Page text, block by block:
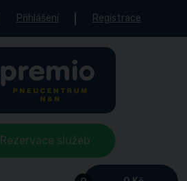
Přihlášení Registrace
Rezervace služeb